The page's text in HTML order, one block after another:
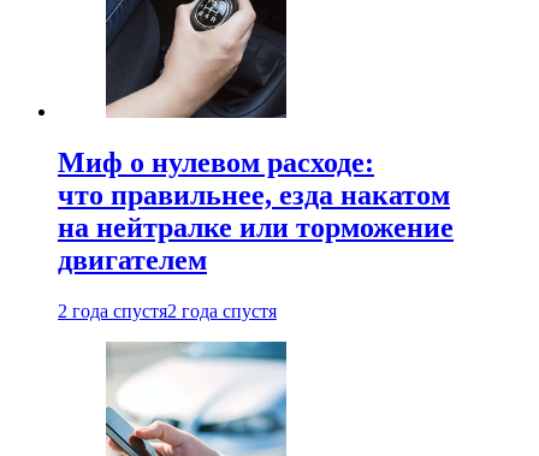
Миф о нулевом расходе:
что правильнее, езда накатом
на нейтралке или торможение
двигателем
2 года спустя2 года спустя